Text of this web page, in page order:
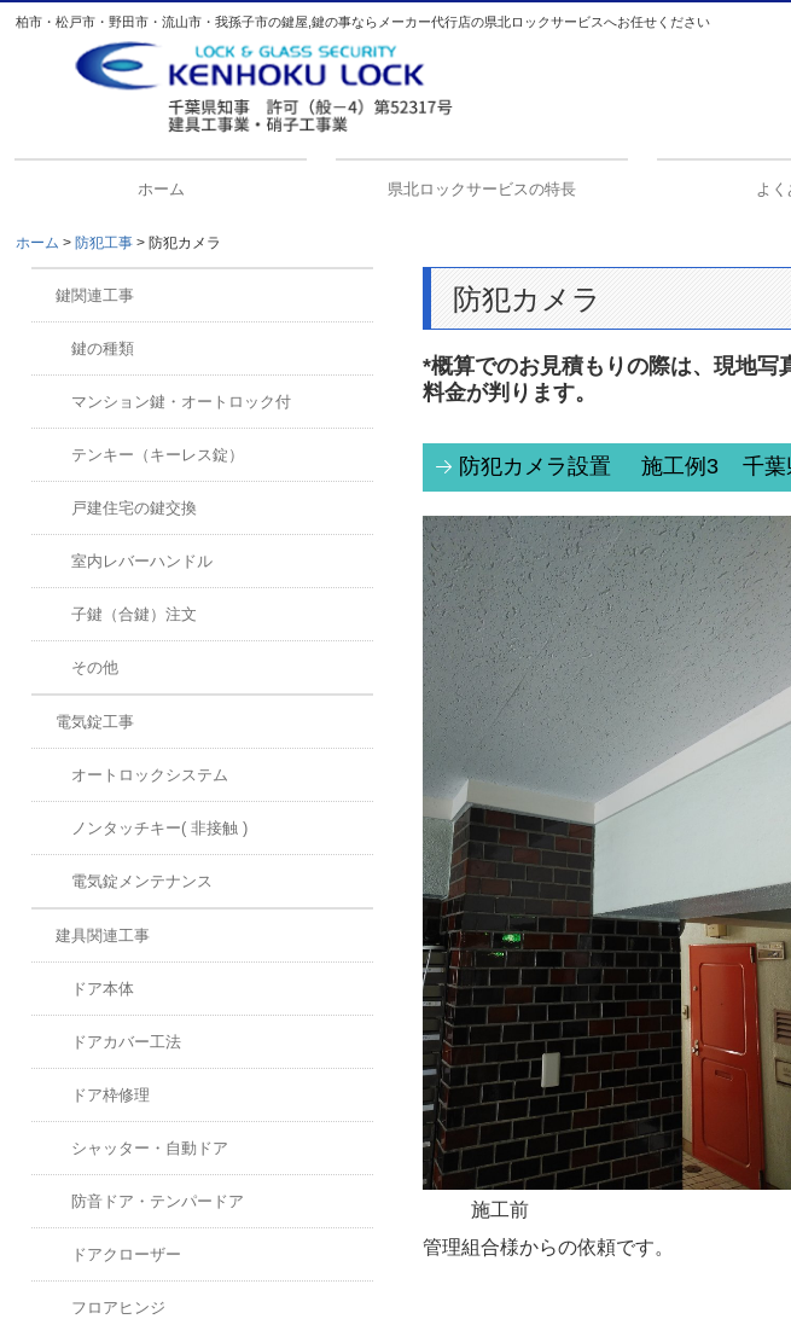
柏市・松戸市・野田市・流山市・我孫子市の鍵屋,鍵の事ならメーカー代行店の県北ロックサービスへお任せください
ホーム 県北ロックサービスの特長 よく
ホーム 防犯工事 防犯カメラ
鍵関連工事
鍵の種類
マンション鍵・オートロック付
テンキー（キーレス錠）
戸建住宅の鍵交換
室内レバーハンドル
子鍵（合鍵）注文
その他
電気錠工事
オートロックシステム
ノンタッチキー( 非接触 )
電気錠メンテナンス
建具関連工事
ドア本体
ドアカバー工法
ドア枠修理
シャッター・自動ドア
防音ドア・テンパードア
ドアクローザー
フロアヒンジ
防犯カメラ
*概算でのお見積もりの際は、現地写
料金が判ります。
防犯カメラ設置 施工例3 千葉
施工前
管理組合様からの依頼です。